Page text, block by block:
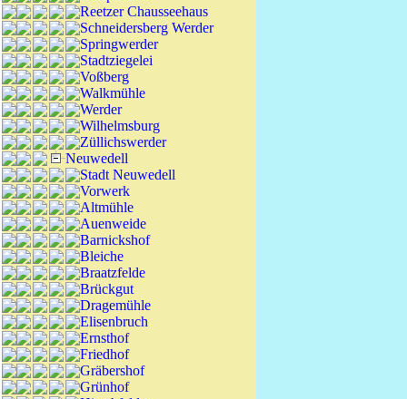
Reetzer Chausseehaus
Schneidersberg Werder
Springwerder
Stadtziegelei
Voßberg
Walkmühle
Werder
Wilhelmsburg
Züllichswerder
Neuwedell
Stadt Neuwedell
Vorwerk
Altmühle
Auenweide
Barnickshof
Bleiche
Braatzfelde
Brückgut
Dragemühle
Elisenbruch
Ernsthof
Friedhof
Gräbershof
Grünhof